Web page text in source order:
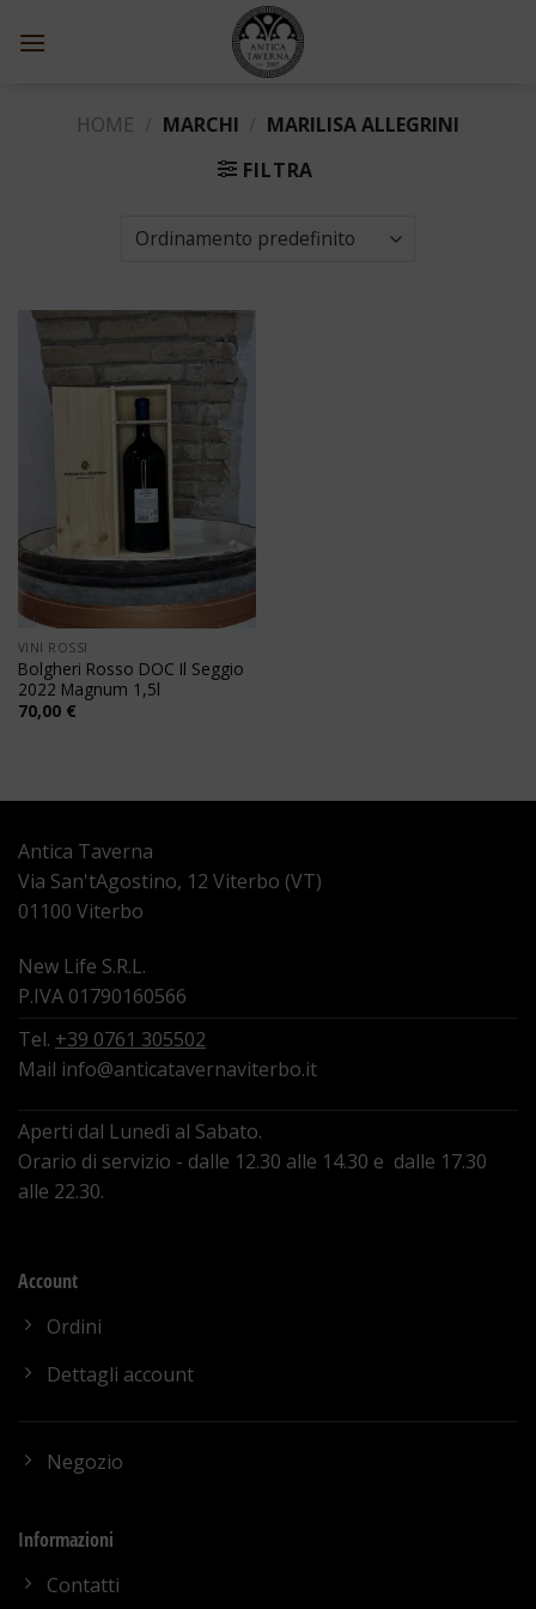
HOME
MARCHI
MARILISA ALLEGRINI
FILTRA
VINI ROSSI
Bolgheri Rosso DOC Il Seggio
2022 Magnum 1,5l
70,00 €
Antica Taverna
Via San'tAgostino, 12 Viterbo (VT)
01100 Viterbo
New Life S.R.L.
P.IVA 01790160566
Tel. +39 0761 305502
Mail info@anticatavernaviterbo.it
Aperti dal Lunedì al Sabato.
Orario di servizio - dalle 12.30 alle 14.30 e dalle 17.30
alle 22.30.
Account
Ordini
Dettagli account
Negozio
Informazioni
Contatti